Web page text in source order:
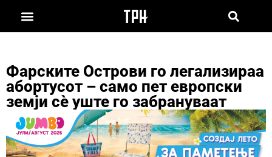
Фарските Острови го легализираа
абортусот – само пет европски
земји сè уште го забрануваат